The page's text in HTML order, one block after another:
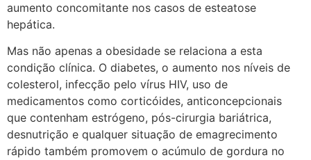
aumento concomitante nos casos de esteatose
hepática.
Mas não apenas a obesidade se relaciona a esta
condição clínica. O diabetes, o aumento nos níveis de
colesterol, infecção pelo vírus HIV, uso de
medicamentos como corticóides, anticoncepcionais
que contenham estrógeno, pós-cirurgia bariátrica,
desnutrição e qualquer situação de emagrecimento
rápido também promovem o acúmulo de gordura no